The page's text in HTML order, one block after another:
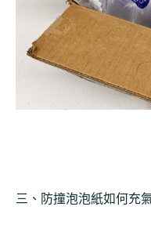
三、防撞泡泡紙如何充